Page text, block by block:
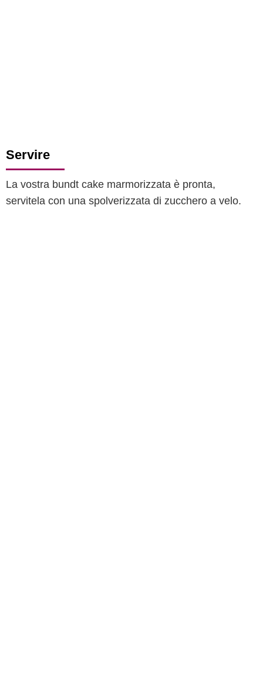
Servire
La vostra bundt cake marmorizzata è pronta,
servitela con una spolverizzata di zucchero a velo.